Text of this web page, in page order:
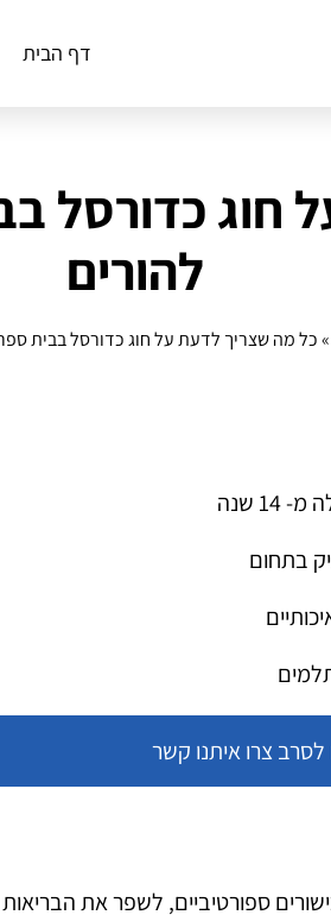
דף הבית
כדורסל
להורים
»כל מה שצריך לדעת על חוג כדורסל בבית
שנה
בתחום
צרו איתנו קשר
ספורטיביים, לשפר את הבריאות